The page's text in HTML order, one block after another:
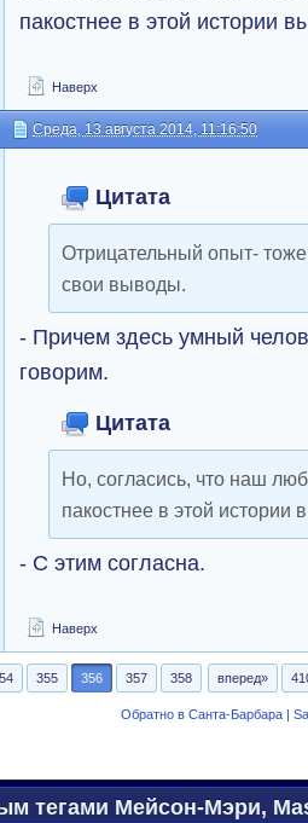
пакостнее в этой истории
Наверх
Среда, 13 августа 2014, 11:16:50
Цитата
Отрицательный опыт-
свои выводы.
- Причем здесь умный
говорим.
Цитата
Но, согласись, что наш
пакостнее в этой истории
- С этим согласна.
Наверх
355 356 357 358 вперед»
Обратно в Санта-Барбара |
тегами Мейсон-Мэри,